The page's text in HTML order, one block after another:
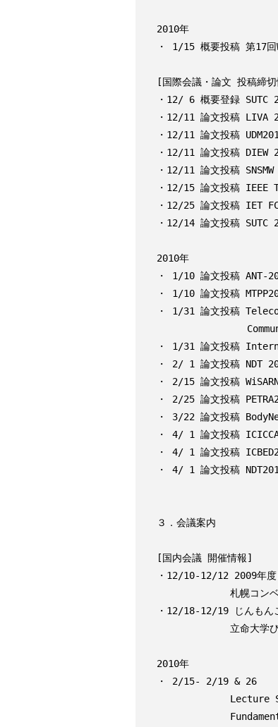
2010年
・ 1/15 概要投稿 第17回
[国際会議・論文 投稿締
・12/ 6 概要登録
・12/11 論文投稿
・12/11 論文投稿
・12/11 論文投稿
・12/11 論文投稿
・12/15 論文投稿
・12/25 論文投稿 IET
・12/14 論文投稿
2010年
・ 1/10 論文投稿 ANT-
・ 1/10 論文投稿
・ 1/31 論文投稿
・ 1/31 論文投稿
・ 2/ 1 論文投稿 NDT
・ 2/15 論文投稿
・ 2/25 論文投稿
・ 3/22 論文投稿
・ 4/ 1 論文投稿
・ 4/ 1 論文投稿
・ 4/ 1 論文投稿
３．会議案内
[国内会議 開催情報]
・12/10-12/12 2009年度
・12/18-12/19 じんもん
2010年
・ 2/15- 2/19 & 26